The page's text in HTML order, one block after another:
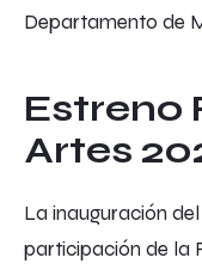
Departamento de
Estreno
Artes
La inauguración
participación de la